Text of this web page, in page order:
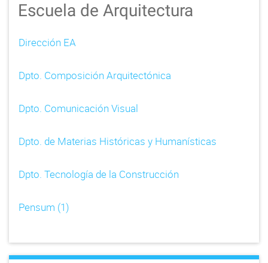
Escuela de Arquitectura
Dirección EA
Dpto. Composición Arquitectónica
Dpto. Comunicación Visual
Dpto. de Materias Históricas y Humanísticas
Dpto. Tecnología de la Construcción
Pensum (1)